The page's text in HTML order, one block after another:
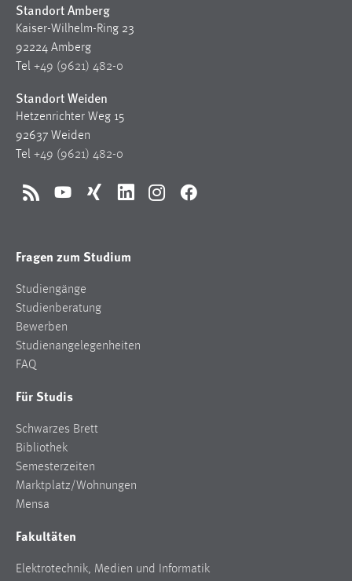
Standort Amberg
Kaiser-Wilhelm-Ring 23
92224 Amberg
Tel +49 (9621) 482-0
Standort Weiden
Hetzenrichter Weg 15
92637 Weiden
Tel +49 (9621) 482-0
RSS YouTubeXing LinkedInInstagramFacebook
Fragen zum Studium
Studiengänge
Studienberatung
Bewerben
Studienangelegenheiten
FAQ
Für Studis
Schwarzes Brett
Bibliothek
Semesterzeiten
Marktplatz/Wohnungen
Mensa
Fakultäten
Elektrotechnik, Medien und Informatik